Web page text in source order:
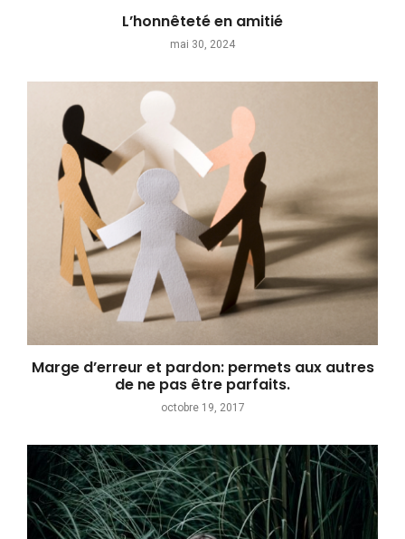
L’honnêteté en amitié
mai 30, 2024
Marge d’erreur et pardon: permets aux autres
de ne pas être parfaits.
octobre 19, 2017